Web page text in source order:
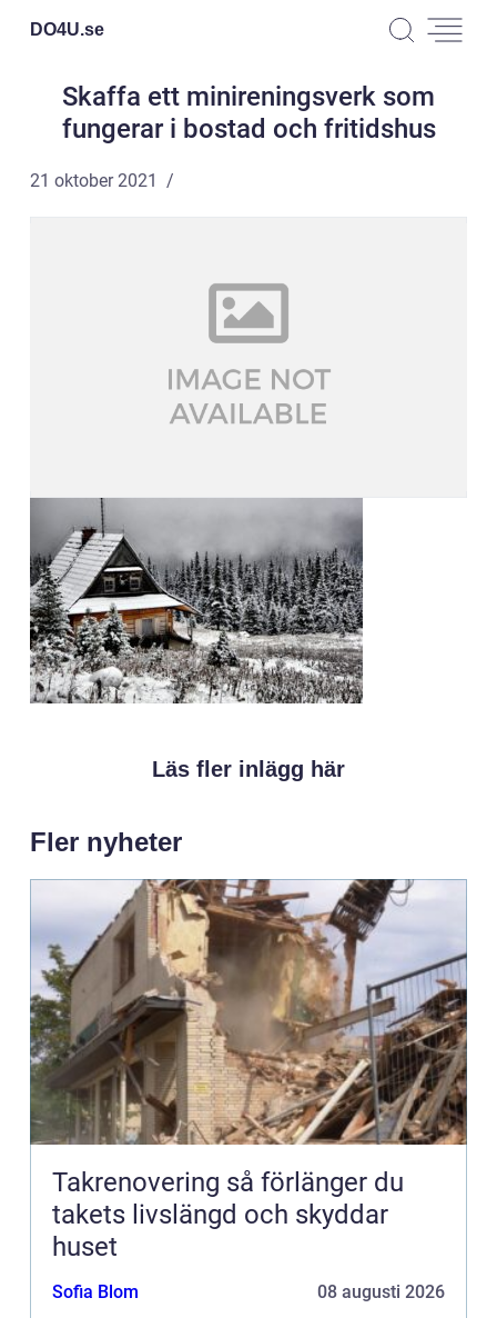
DO4U.se
Skaffa ett minireningsverk som
fungerar i bostad och fritidshus
21 oktober 2021
Läs fler inlägg här
Fler nyheter
Takrenovering så förlänger du
takets livslängd och skyddar
huset
Sofia Blom 08 augusti 2026